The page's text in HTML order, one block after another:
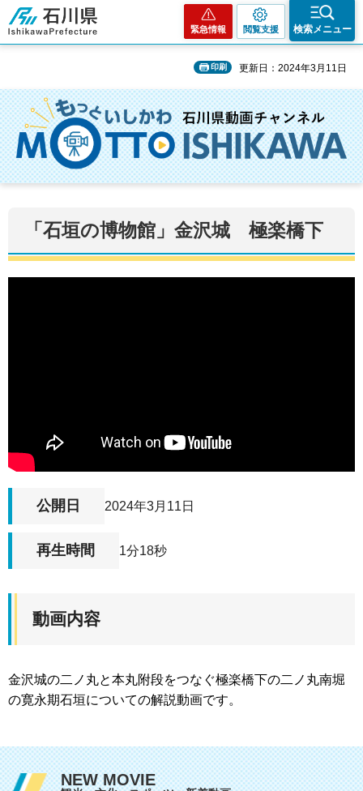
石川県
緊急情報 閲覧支援 検索メニュー
印刷 更新日：2024年3月11日
「石垣の博物館」金沢城 極楽橋下
公開日 2024年3月11日
再生時間 1分18秒
動画内容
金沢城の二ノ丸と本丸附段をつなぐ極楽橋下の二ノ丸南堀
の寛永期石垣についての解説動画です。
NEW MOVIE